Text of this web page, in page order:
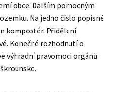
obce. Dalším pomocným
Na jedno číslo popisné
kompostér. Přidělení
Konečné rozhodnutí o
výhradní pravomoci orgánů